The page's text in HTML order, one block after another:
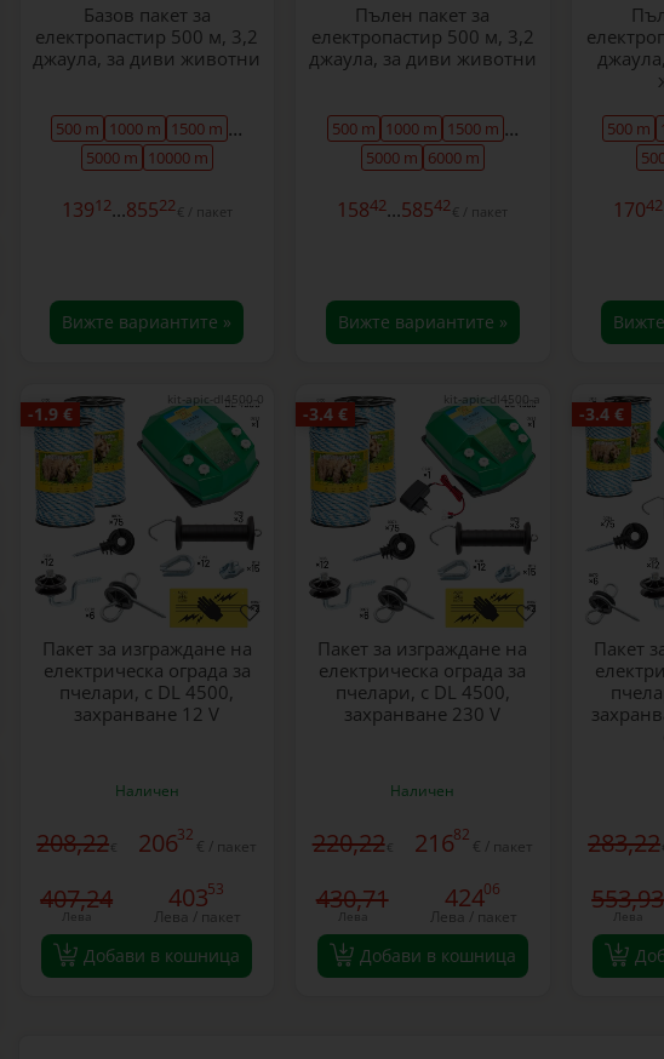
Базов пакет за
електропастир 500 м, 3,2
джаула, за диви животни
500 m 1000 m 1500 m ...
5000 m 10000 m
13912...85522 € / пакет
Вижте вариантите »
Пълен пакет за
електропастир 500 м, 3,2
джаула, за диви животни
500 m 1000 m 1500 m ...
5000 m 6000 m
15842...58542 € / пакет
Вижте вариантите »
500 m
17042
kit-apic-dl4500-0
-1.9 €
Пакет за изграждане на
електрическа ограда за
пчелари, с DL 4500,
захранване 12 V
Наличен
208,22€ 20632
€ / пакет
407,24
Лева
40353
Лева / пакет
Добави в кошница
kit-apic-dl4500-a
-3.4 €
Пакет за изграждане на
електрическа ограда за
пчелари, с DL 4500,
захранване 230 V
Наличен
220,22€ 21682
€ / пакет
430,71
Лева
42406
Лева / пакет
Добави в кошница
-3.4 €
Пакет
283,22€
553,93
Лева